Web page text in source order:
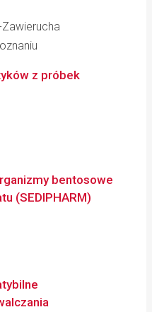
z próbek
bentosowe
(SEDIPHARM)